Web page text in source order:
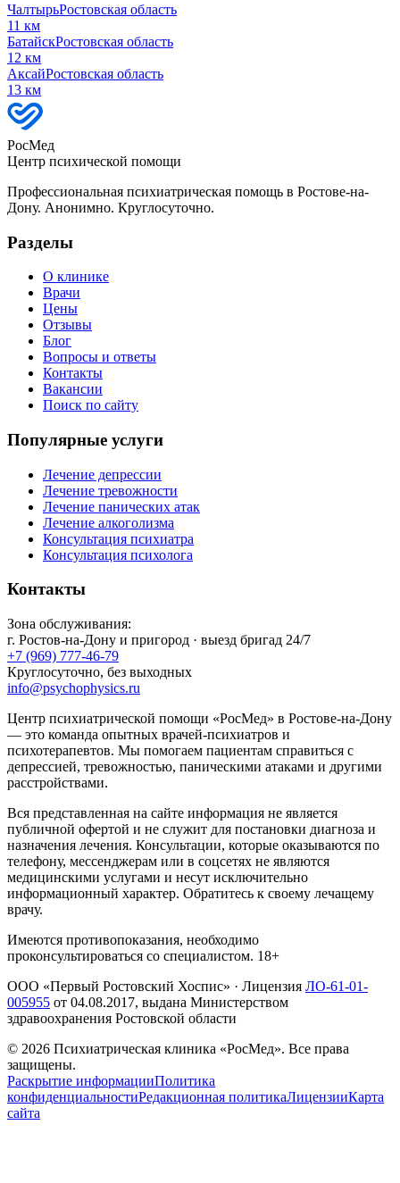
ЧалтырьРостовская область
11 км
БатайскРостовская область
12 км
АксайРостовская область
13 км
РосМед
Центр психической помощи
Профессиональная психиатрическая помощь в Ростове-на-
Дону. Анонимно. Круглосуточно.
Разделы
О клинике
Врачи
Цены
Отзывы
Блог
Вопросы и ответы
Контакты
Вакансии
Поиск по сайту
Популярные услуги
Лечение депрессии
Лечение тревожности
Лечение панических атак
Лечение алкоголизма
Консультация психиатра
Консультация психолога
Контакты
Зона обслуживания:
г. Ростов-на-Дону и пригород · выезд бригад 24/7
+7 (969) 777-46-79
Круглосуточно, без выходных
info@psychophysics.ru
Центр психиатрической помощи «РосМед» в Ростове-на-Дону
— это команда опытных врачей-психиатров и
психотерапевтов. Мы помогаем пациентам справиться с
депрессией, тревожностью, паническими атаками и другими
расстройствами.
Вся представленная на сайте информация не является
публичной офертой и не служит для постановки диагноза и
назначения лечения. Консультации, которые оказываются по
телефону, мессенджерам или в соцсетях не являются
медицинскими услугами и несут исключительно
информационный характер. Обратитесь к своему лечащему
врачу.
Имеются противопоказания, необходимо
проконсультироваться со специалистом. 18+
ООО «Первый Ростовский Хоспис» · Лицензия ЛО-61-01-
005955 от 04.08.2017, выдана Министерством
здравоохранения Ростовской области
© 2026 Психиатрическая клиника «РосМед». Все права
защищены.
Раскрытие информацииПолитика
конфиденциальностиРедакционная политикаЛицензииКарта
сайта